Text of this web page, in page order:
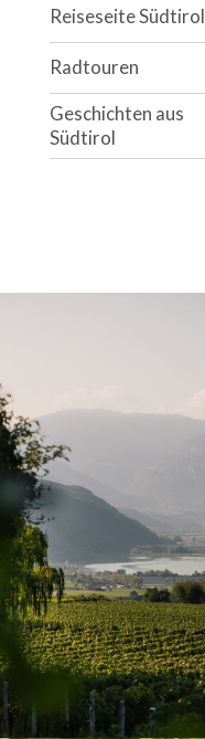
Reiseseite Südtirol
Radtouren
Geschichten aus
Südtirol